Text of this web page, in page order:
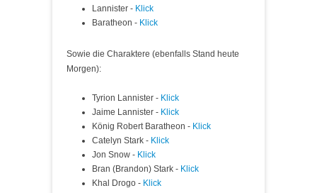
Lannister - Klick
Baratheon - Klick
Sowie die Charaktere (ebenfalls Stand heute
Morgen):
Tyrion Lannister - Klick
Jaime Lannister - Klick
König Robert Baratheon - Klick
Catelyn Stark - Klick
Jon Snow - Klick
Bran (Brandon) Stark - Klick
Khal Drogo - Klick